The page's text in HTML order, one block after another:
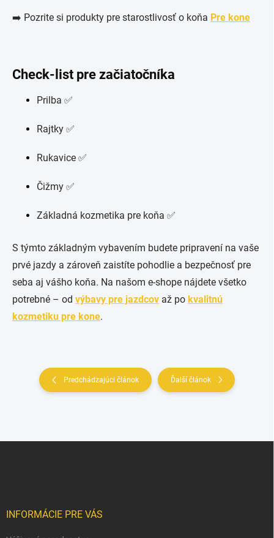
➡️ Pozrite si produkty pre starostlivosť o koňa Pre kone
Check-list pre začiatočníka
Prilba ✅
Rajtky ✅
Rukavice ✅
Čižmy ✅
Základná kozmetika pre koňa ✅
S týmto základným vybavením budete pripravení na vaše
prvé jazdy a zároveň zaistíte pohodlie a bezpečnosť pre
seba aj vášho koňa. Na našom e-shope nájdete všetko
potrebné – od výbavy pre jazdcov až po kvalitnú
kozmetiku pre kone.
Predchádzajúci článok Ďalší článok
INFORMÁCIE PRE VÁS